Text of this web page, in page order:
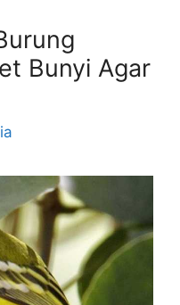
Bunyi Agar